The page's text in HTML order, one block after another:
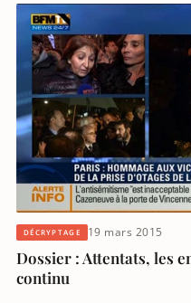
DÉCRYPTAGE 19 mars 2015
Dossier : Attentats, les
continu